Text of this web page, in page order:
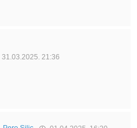
31.03.2025. 21:36